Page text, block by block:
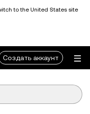
to the United States site
Создать аккаунт